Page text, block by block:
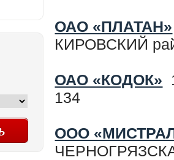
ОАО «ПЛАТАН»
КИРОВСКИЙ
ОАО «КОДОК»
134
ООО